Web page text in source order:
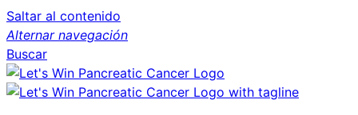
Saltar al contenido
Alternar navegación
Buscar